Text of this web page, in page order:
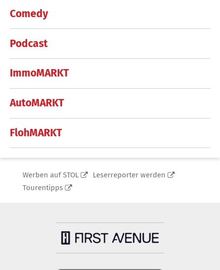
Comedy
Podcast
ImmoMARKT
AutoMARKT
FlohMARKT
Werben auf STOL
Leserreporter werden
Tourentipps